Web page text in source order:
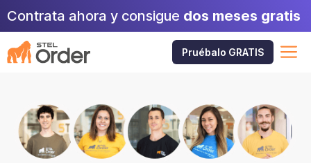
Skip
content
Contrata ahora y consigue dos meses gratis
Pruébalo GRATIS